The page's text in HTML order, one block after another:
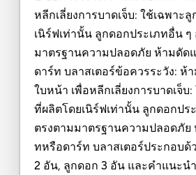
หลีกเลี่ยงการบาดเจ็บ: ใช้เฉพาะ
เนิร์ฟเท่านั้น ลูกดอกประเภทอื่น ๆ
มาตรฐานความปลอดภัย ห้ามดัด
ดาร์ท บลาสเตอร์ข้อควรระวัง: ห้
ใบหน้า เพื่อหลีกเลี่ยงการบาดเจ็บ
ที่ผลิตโดยเนิร์ฟเท่านั้น ลูกดอกปร
ตรงตามมาตรฐานความปลอดภัย
ทหรือดาร์ท บลาสเตอร์ประกอบด้
2 อัน, ลูกดอก 3 อัน และคำแนะน